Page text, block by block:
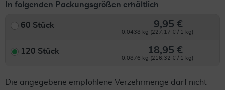
In folgenden Packungsgrößen erhältlich
60 Stück 9,95 €
0.0438 kg (227,17 € / 1 kg)
120 Stück 18,95 €
0.0876 kg (216,32 € / 1 kg)
Die angegebene empfohlene Verzehrmenge darf nicht